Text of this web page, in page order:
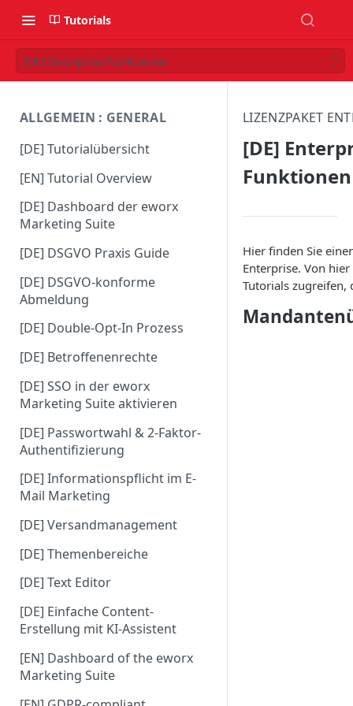
Tutorials
[DE] Enterprise Funktionen
ALLGEMEIN : GENERAL
[DE] Tutorialübersicht
[EN] Tutorial Overview
[DE] Dashboard der eworx
Marketing Suite
[DE] DSGVO Praxis Guide
[DE] DSGVO-konforme
Abmeldung
[DE] Double-Opt-In Prozess
[DE] Betroffenenrechte
[DE] SSO in der eworx
Marketing Suite aktivieren
[DE] Passwortwahl & 2-Faktor-
Authentifizierung
[DE] Informationspflicht im E-
Mail Marketing
[DE] Versandmanagement
[DE] Themenbereiche
[DE] Text Editor
[DE] Einfache Content-
Erstellung mit KI-Assistent
[EN] Dashboard of the eworx
Marketing Suite
LIZENZPAKET
[DE]
Funktionen
Hier finden Sie
Enterprise. Von
Tutorials zugreifen,